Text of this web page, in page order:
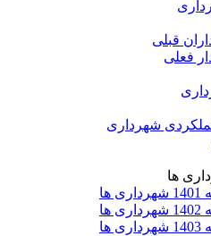
قبلی
فعلی
شهرداری
ها